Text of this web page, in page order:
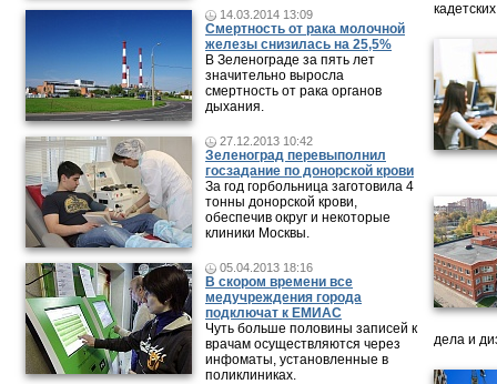
14.03.2014 13:09
Смертность от рака молочной
железы снизилась на 25,5%
В Зеленограде за пять лет
значительно выросла
смертность от рака органов
дыхания.
27.12.2013 10:42
Зеленоград перевыполнил
госзадание по донорской крови
За год горбольница заготовила 4
тонны донорской крови,
обеспечив округ и некоторые
клиники Москвы.
05.04.2013 18:16
В скором времени все
медучреждения города
подключат к ЕМИАС
Чуть больше половины записей к
врачам осуществляются через
инфоматы, установленные в
поликлиниках.
дела и